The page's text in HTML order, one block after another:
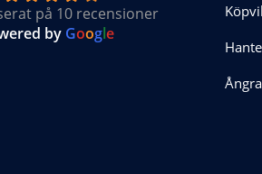
på 10 recensioner
by Google